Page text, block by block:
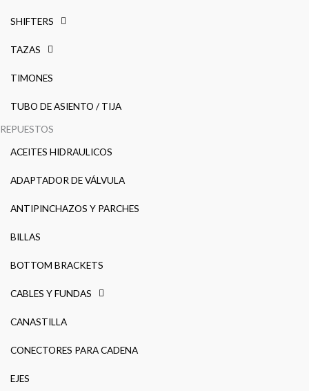
SHIFTERS
TAZAS
TIMONES
TUBO DE ASIENTO / TIJA
REPUESTOS
ACEITES HIDRAULICOS
ADAPTADOR DE VÁLVULA
ANTIPINCHAZOS Y PARCHES
BILLAS
BOTTOM BRACKETS
CABLES Y FUNDAS
CANASTILLA
CONECTORES PARA CADENA
EJES